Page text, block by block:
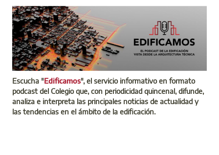
Escucha "Edificamos", el servicio informativo en formato
podcast del Colegio que, con periodicidad quincenal, difunde,
analiza e interpreta las principales noticias de actualidad y
las tendencias en el ámbito de la edificación.